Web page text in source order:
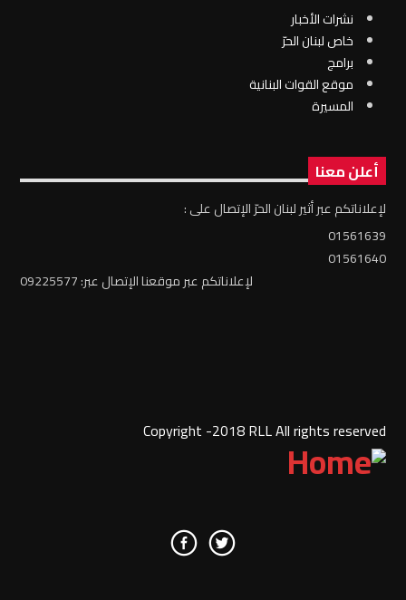
نشرات الأخبار
خاص لبنان الحرّ
برامج
موقع القوات البنانية
المسيرة
أعلن معنا
لإعلاناتكم عبر أثير لبنان الحرّ الإتصال على :
01561639
01561640
لإعلاناتكم عبر موقعنا الإتصال عبر: 09225577
Copyright -2018 RLL All rights reserved